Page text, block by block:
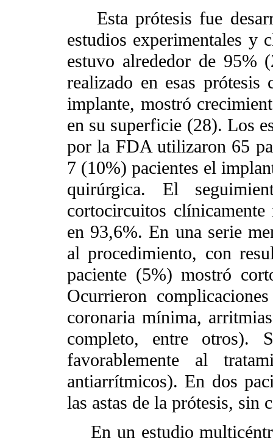
Esta prótesis fue
estudios experimentales y
estuvo alrededor de 95%
realizado en esas prótesis
implante, mostró
en su superficie (28). Los
por la FDA utilizaron 65
7 (10%) pacientes el
quirúrgica. El
cortocircuitos
en 93,6%. En una serie
al procedimiento, con
paciente (5%) mostró
Ocurrieron
coronaria mínima,
completo, entre otros).
favorablemente al
antiarrítmicos). En dos
las astas de la prótesis, sin
En un estudio